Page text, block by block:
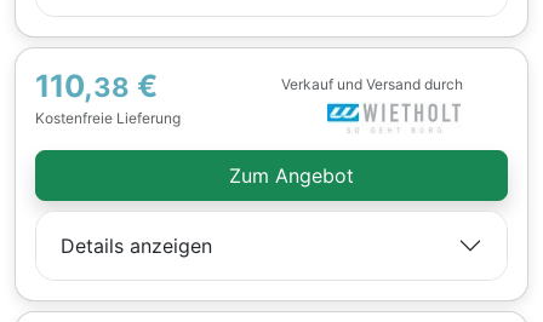
110,38 €
Kostenfreie Lieferung
Verkauf und Versand durch
Zum Angebot
Details anzeigen